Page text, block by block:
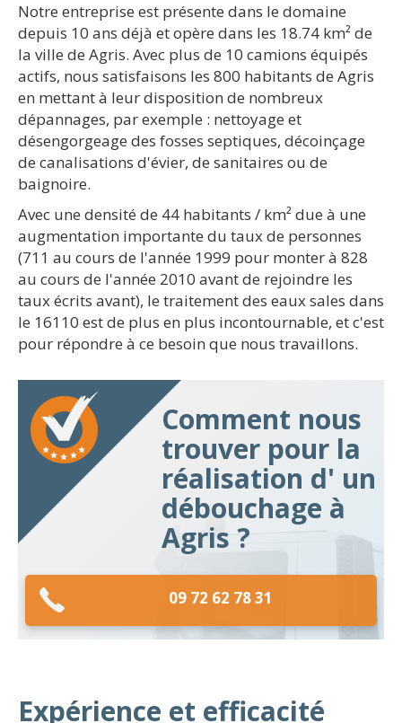
Notre entreprise est présente dans le domaine
depuis 10 ans déjà et opère dans les 18.74 km² de
la ville de Agris. Avec plus de 10 camions équipés
actifs, nous satisfaisons les 800 habitants de Agris
en mettant à leur disposition de nombreux
dépannages, par exemple : nettoyage et
désengorgeage des fosses septiques, décoinçage
de canalisations d'évier, de sanitaires ou de
baignoire.
Avec une densité de 44 habitants / km² due à une
augmentation importante du taux de personnes
(711 au cours de l'année 1999 pour monter à 828
au cours de l'année 2010 avant de rejoindre les
taux écrits avant), le traitement des eaux sales dans
le 16110 est de plus en plus incontournable, et c'est
pour répondre à ce besoin que nous travaillons.
Comment nous
trouver pour la
réalisation d' un
débouchage à
Agris ?
09 72 62 78 31
Expérience et efficacité